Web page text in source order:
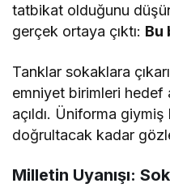
tatbikat olduğunu
gerçek ortaya çıktı: Bu
Tanklar sokaklara
emniyet birimleri hedef
açıldı. Üniforma
doğrultacak kadar
Milletin Uyanışı: